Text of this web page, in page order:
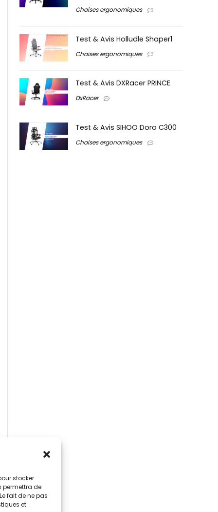
stocker
permettra de
fait de ne pas
et
Chaises ergonomiques
Test & Avis Holludle Shaper1
Chaises ergonomiques
Test & Avis DXRacer PRINCE
DxRacer
Test & Avis SIHOO Doro C300
Chaises ergonomiques